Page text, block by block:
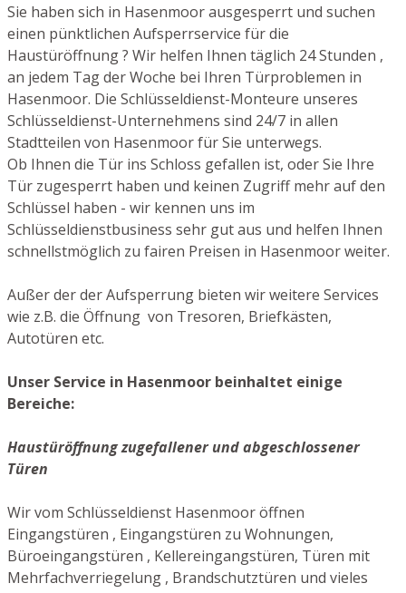
Sie haben sich in Hasenmoor ausgesperrt und suchen
einen pünktlichen Aufsperrservice für die
Haustüröffnung ? Wir helfen Ihnen täglich 24 Stunden ,
an jedem Tag der Woche bei Ihren Türproblemen in
Hasenmoor. Die Schlüsseldienst-Monteure unseres
Schlüsseldienst-Unternehmens sind 24/7 in allen
Stadtteilen von Hasenmoor für Sie unterwegs.
Ob Ihnen die Tür ins Schloss gefallen ist, oder Sie Ihre
Tür zugesperrt haben und keinen Zugriff mehr auf den
Schlüssel haben - wir kennen uns im
Schlüsseldienstbusiness sehr gut aus und helfen Ihnen
schnellstmöglich zu fairen Preisen in Hasenmoor weiter.
Außer der der Aufsperrung bieten wir weitere Services
wie z.B. die Öffnung von Tresoren, Briefkästen,
Autotüren etc.
Unser Service in Hasenmoor beinhaltet einige
Bereiche:
Haustüröffnung zugefallener und abgeschlossener
Türen
Wir vom Schlüsseldienst Hasenmoor öffnen
Eingangstüren , Eingangstüren zu Wohnungen,
Büroeingangstüren , Kellereingangstüren, Türen mit
Mehrfachverriegelung , Brandschutztüren und vieles